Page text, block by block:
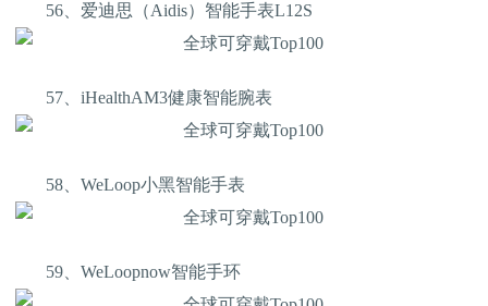
56、爱迪思（Aidis）智能手表L12S
57、iHealthAM3健康智能腕表
58、WeLoop小黑智能手表
59、WeLoopnow智能手环